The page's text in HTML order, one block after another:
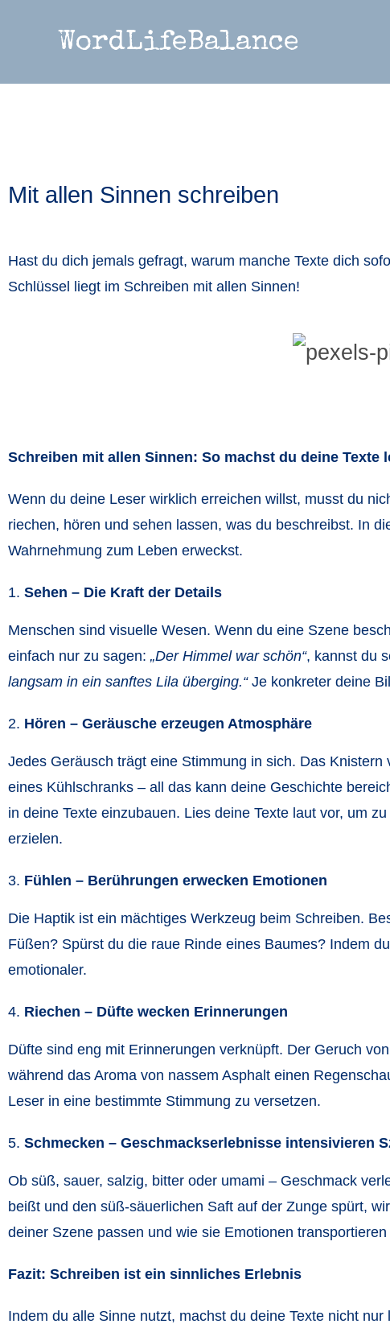
WordLifeBalance
Mit allen Sinnen schreiben
Hast du dich jemals gefragt, warum manche Texte dich
Schlüssel liegt im Schreiben mit allen Sinnen!
Schreiben mit allen Sinnen: So machst du deine Texte
Wenn du deine Leser wirklich erreichen willst, musst du
riechen, hören und sehen lassen, was du beschreibst. In
Wahrnehmung zum Leben erweckst.
Sehen – Die Kraft der Details
Menschen sind visuelle Wesen. Wenn du eine Szene
einfach nur zu sagen: „Der Himmel war schön“, kannst du
langsam in ein sanftes Lila überging.“Je konkreter deine
Hören – Geräusche erzeugen Atmosphäre
Jedes Geräusch trägt eine Stimmung in sich. Das
eines Kühlschranks – all das kann deine Geschichte
in deine Texte einzubauen. Lies deine Texte laut vor, um
erzielen.
Fühlen – Berührungen erwecken Emotionen
Die Haptik ist ein mächtiges Werkzeug beim Schreiben.
Füßen? Spürst du die raue Rinde eines Baumes? Indem
emotionaler.
Riechen – Düfte wecken Erinnerungen
Düfte sind eng mit Erinnerungen verknüpft. Der Geruch
während das Aroma von nassem Asphalt einen
Leser in eine bestimmte Stimmung zu versetzen.
Schmecken – Geschmackserlebnisse intensivieren
Ob süß, sauer, salzig, bitter oder umami – Geschmack
beißt und den süß-säuerlichen Saft auf der Zunge spürt,
deiner Szene passen und wie sie Emotionen transportieren
Fazit: Schreiben ist ein sinnliches Erlebnis
Indem du alle Sinne nutzt, machst du deine Texte nicht